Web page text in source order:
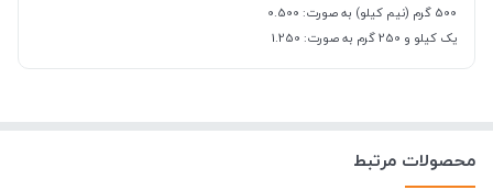
500 گرم (نیم کیلو) به صورت: 0.500
یک کیلو و 250 گرم به صورت: 1.250
محصولات مرتبط